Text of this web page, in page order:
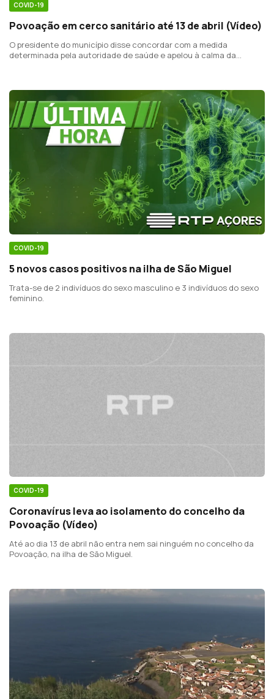
COVID-19
Povoação em cerco sanitário até 13 de abril (Vídeo)
O presidente do município disse concordar com a medida
determinada pela autoridade de saúde e apelou à calma da
COVID-19
5 novos casos positivos na ilha de São Miguel
Trata-se de 2 indivíduos do sexo masculino e 3 indivíduos do sexo
feminino.
COVID-19
Coronavírus leva ao isolamento do concelho da
Povoação (Vídeo)
Até ao dia 13 de abril não entra nem sai ninguém no concelho da
Povoação, na ilha de São Miguel.